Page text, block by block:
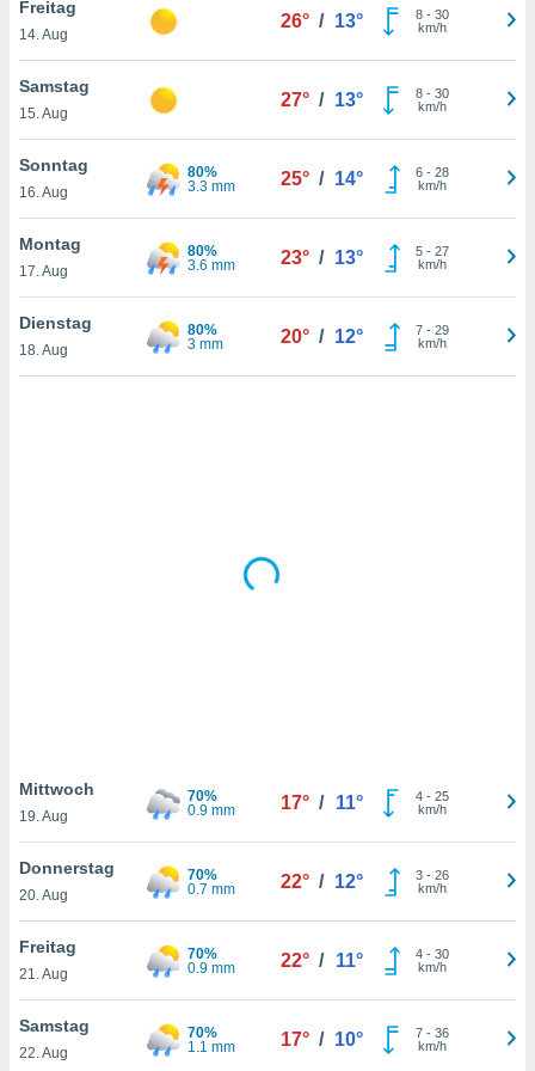
der
Sie
von
und
auf
Sie
klicken.
und
Freitag
14. Aug
26° / 13° 8- 30
km/h
Samstag
15. Aug
27° / 13° 8- 30
km/h
Sonntag
16. Aug
80%
3.3 mm
25° / 14° 6- 28
km/h
Montag
17. Aug
80%
3.6 mm
23° / 13° 5- 27
km/h
Dienstag
18. Aug
80%
3 mm
20° / 12° 7- 29
km/h
Mittwoch
19. Aug
70%
0.9 mm
17° / 11° 4- 25
km/h
Donnerstag
20. Aug
70%
0.7 mm
22° / 12° 3- 26
km/h
Freitag
21. Aug
70%
0.9 mm
22° / 11° 4- 30
km/h
Samstag
22. Aug
70%
1.1 mm
17° / 10° 7- 36
km/h